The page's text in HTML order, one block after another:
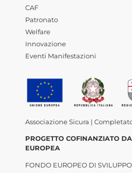
CAF
Patronato
Welfare
Innovazione
Eventi Manifestazioni
Associazione Sicura |
PROGETTO COFINANZIATO
EUROPEA
FONDO EUROPEO DI